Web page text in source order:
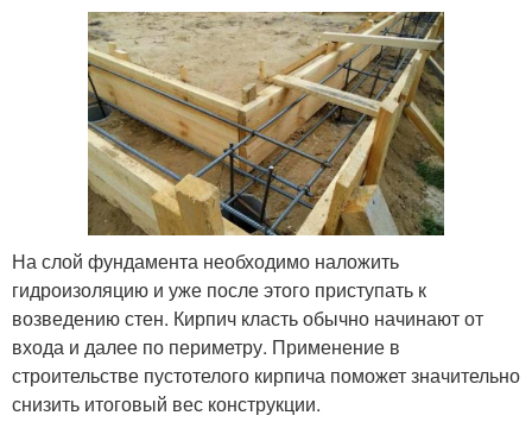
На слой фундамента необходимо наложить
гидроизоляцию и уже после этого приступать к
возведению стен. Кирпич класть обычно начинают от
входа и далее по периметру. Применение в
строительстве пустотелого кирпича поможет значительно
снизить итоговый вес конструкции.